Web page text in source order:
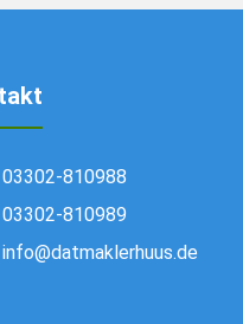
03302-810988
03302-810989
info@datmaklerhuus.de